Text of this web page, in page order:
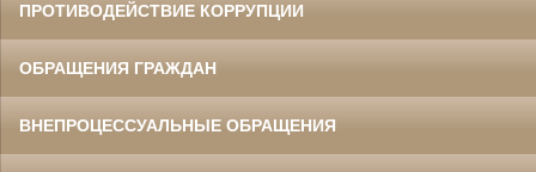
ПРОТИВОДЕЙСТВИЕ КОРРУПЦИИ
ОБРАЩЕНИЯ ГРАЖДАН
ВНЕПРОЦЕССУАЛЬНЫЕ ОБРАЩЕНИЯ